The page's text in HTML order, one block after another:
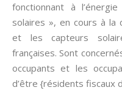
fonctionnant à
solaires », en cours à la
et les capteurs
françaises. Sont
occupants et les
d’être {résidents fiscaux